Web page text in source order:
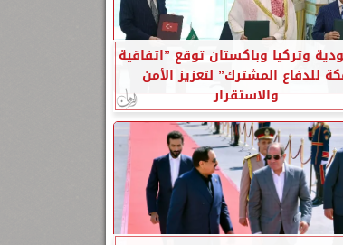
وتركيا وباكستان توقع ”اتفاقية
للدفاع المشترك” لتعزيز الأمن
والاستقرار